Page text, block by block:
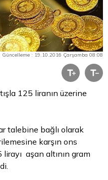
Güncelleme : 19.10.2016 Çarşamba 08:08
125 liranın üzerine
talebine bağlı olarak
karşın ons
aşan altının gram